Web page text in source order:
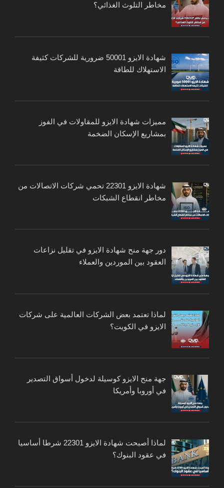
مخاطر التلوث الغذائي؟
شهادة الايزو 50001 ضرورية للشركات كثيفة
الاستهلاك للطاقة
مميزات شهادة الايزو للمقاولات في الفوز
بمشاريع الإسكان الضخمة
شهادة الايزو 22301 تحمي شركات الاتصالات من
مخاطر انقطاع الشبكات
دور جهة منح شهادة الايزو في تقليل نزاعات
العقود بين الموردين والعملاء
لماذا تعتمد بعض الشركات العالمية على شركات
الايزو في الكويت؟
جهة منح الايزو كوسيلة لدخول أسواق التصدير
في أوروبا وأمريكا
لماذا أصبحت شهادة الايزو 22301 شرطا أساسيا
في عقود البنوك؟